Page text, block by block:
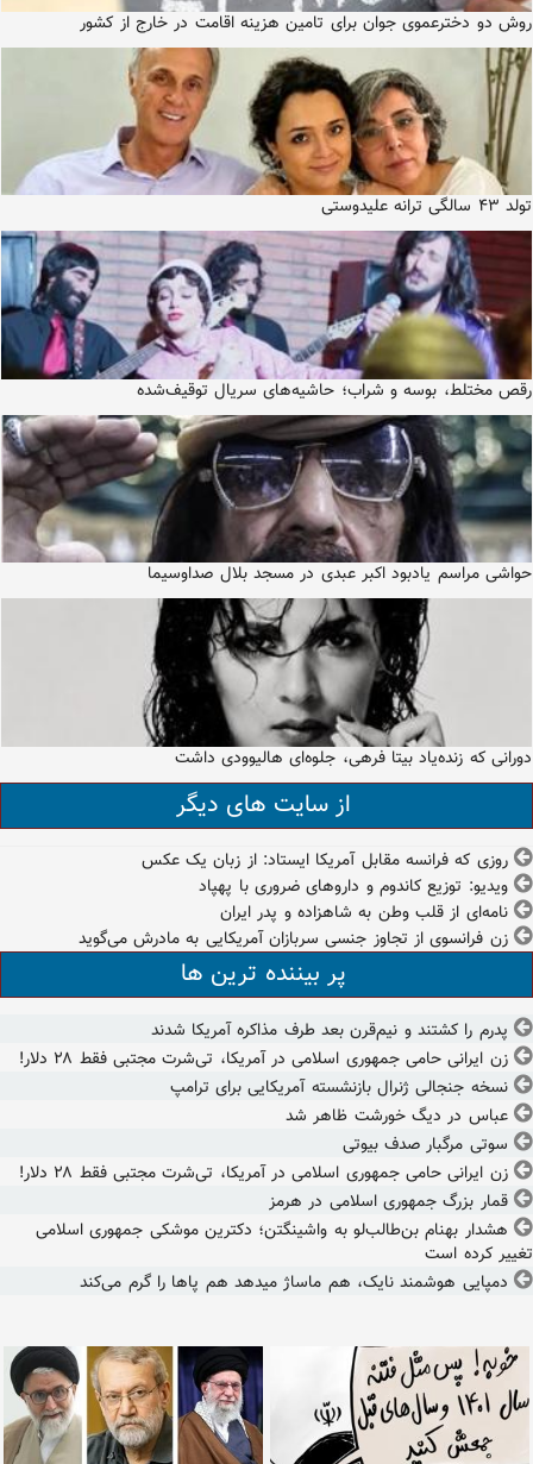
روش دو دخترعموی جوان برای تامین هزینه اقامت در خارج از کشور
تولد ۴۳ سالگی ترانه علیدوستی
رقص مختلط، بوسه و شراب؛ حاشیه‌های سریال توقیف‌شده
حواشی مراسم یادبود اکبر عبدی در مسجد بلال صداوسیما
دورانی که زنده‌یاد بیتا فرهی، جلوه‌ای هالیوودی داشت
از سایت های دیگر
روزی که فرانسه مقابل آمریکا ایستاد: از زبان یک عکس
ویدیو: توزیع کاندوم و داروهای ضروری با پهپاد
نامه‌ای از قلب وطن به شاهزاده‌ و پدر ایران
زن فرانسوی از تجاوز جنسی سربازان آمریکایی به مادرش می‌گوید
پر بیننده ترین ها
پدرم را کشتند و نیم‌قرن بعد طرف مذاکره آمریکا شدند
زن ایرانی حامی جمهوری اسلامی در آمریکا، تی‌شرت مجتبی فقط ۲۸ دلار!
نسخه جنجالی ژنرال بازنشسته آمریکایی برای ترامپ
عباس در دیگ خورشت ظاهر شد
سوتی مرگبار صدف بیوتی
زن ایرانی حامی جمهوری اسلامی در آمریکا، تی‌شرت مجتبی فقط ۲۸ دلار!
قمار بزرگ جمهوری اسلامی در هرمز
هشدار بهنام بن‌طالب‌لو به واشینگتن؛ دکترین موشکی جمهوری اسلامی
تغییر کرده است
دمپایی هوشمند نایک، هم ماساژ میدهد هم پاها را گرم می‌کند